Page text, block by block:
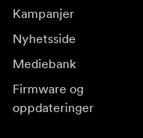
Kampanjer
Nyhetsside
Mediebank
Firmware og
oppdateringer